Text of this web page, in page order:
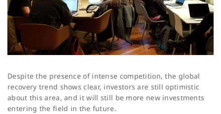
Despite the presence of intense competition, the global
recovery trend shows clear, investors are still optimistic
about this area, and it will still be more new investments
entering the field in the future.